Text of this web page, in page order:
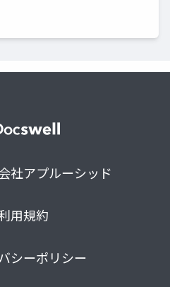
社アプルーシッド
用規約
シーポリシー